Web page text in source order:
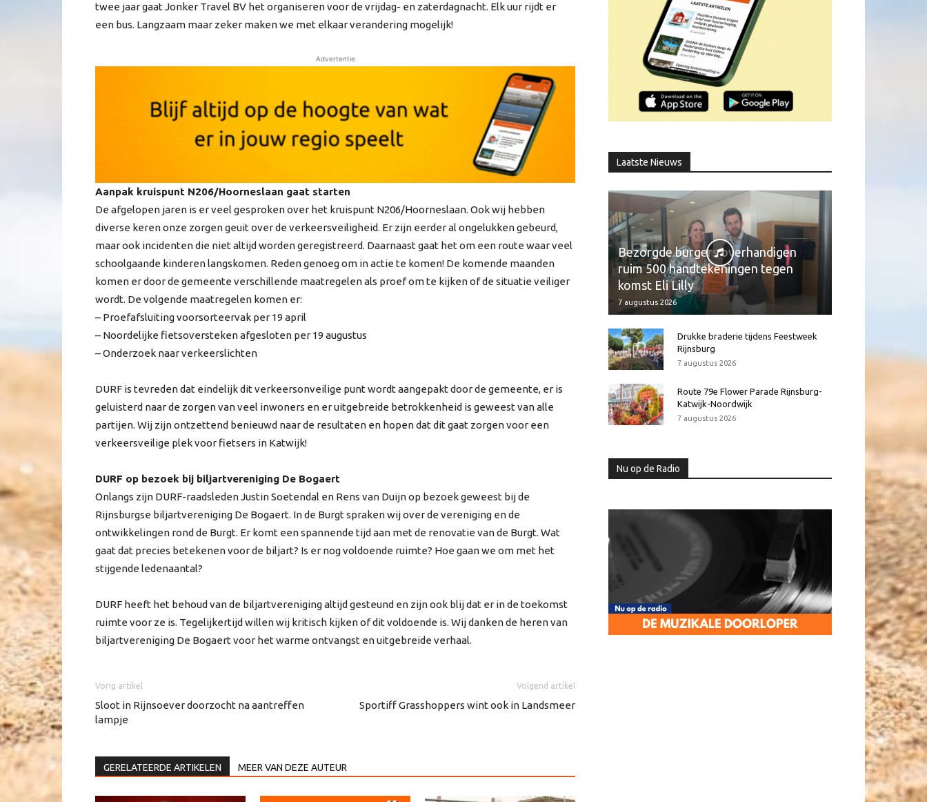
twee jaar gaat Jonker Travel BV het organiseren voor de vrijdag- en zaterdagnacht. Elk uur rijdt er
een bus. Langzaam maar zeker maken we met elkaar verandering mogelijk!
Advertentie
Aanpak kruispunt N206/Hoorneslaan gaat starten
De afgelopen jaren is er veel gesproken over het kruispunt N206/Hoorneslaan. Ook wij hebben
diverse keren onze zorgen geuit over de verkeersveiligheid. Er zijn eerder al ongelukken gebeurd,
maar ook incidenten die niet altijd worden geregistreerd. Daarnaast gaat het om een route waar veel
schoolgaande kinderen langskomen. Reden genoeg om in actie te komen! De komende maanden
komen er door de gemeente verschillende maatregelen als proef om te kijken of de situatie veiliger
wordt. De volgende maatregelen komen er:
– Proefafsluiting voorsorteervak per 19 april
– Noordelijke fietsoversteken afgesloten per 19 augustus
– Onderzoek naar verkeerslichten
DURF is tevreden dat eindelijk dit verkeersonveilige punt wordt aangepakt door de gemeente, er is
geluisterd naar de zorgen van veel inwoners en er uitgebreide betrokkenheid is geweest van alle
partijen. Wij zijn ontzettend benieuwd naar de resultaten en hopen dat dit gaat zorgen voor een
verkeersveilige plek voor fietsers in Katwijk!
DURF op bezoek bij biljartvereniging De Bogaert
Onlangs zijn DURF-raadsleden Justin Soetendal en Rens van Duijn op bezoek geweest bij de
Rijnsburgse biljartvereniging De Bogaert. In de Burgt spraken wij over de vereniging en de
ontwikkelingen rond de Burgt. Er komt een spannende tijd aan met de renovatie van de Burgt. Wat
gaat dat precies betekenen voor de biljart? Is er nog voldoende ruimte? Hoe gaan we om met het
stijgende ledenaantal?
DURF heeft het behoud van de biljartvereniging altijd gesteund en zijn ook blij dat er in de toekomst
ruimte voor ze is. Tegelijkertijd willen wij kritisch kijken of dit voldoende is. Wij danken de heren van
biljartvereniging De Bogaert voor het warme ontvangst en uitgebreide verhaal.
Vorig artikel
Sloot in Rijnsoever doorzocht na aantreffen
lampje
Volgend artikel
Sportiff Grasshoppers wint ook in Landsmeer
GERELATEERDE ARTIKELEN MEER VAN DEZE AUTEUR
Laatste Nieuws
Bezorgde burgers overhandigen
ruim 500 handtekeningen tegen
komst Eli Lilly
7 augustus 2026
Drukke braderie tijdens Feestweek
Rijnsburg
7 augustus 2026
Route 79e Flower Parade Rijnsburg-
Katwijk-Noordwijk
7 augustus 2026
Nu op de Radio